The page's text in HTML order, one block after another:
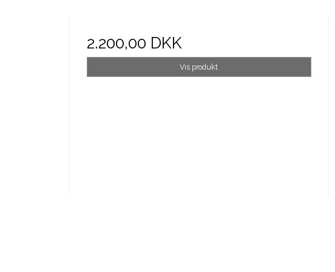
2.200,00 DKK
Vis produkt